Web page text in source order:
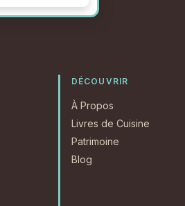
DÉCOUVRIR
À Propos
Livres de Cuisine
Patrimoine
Blog